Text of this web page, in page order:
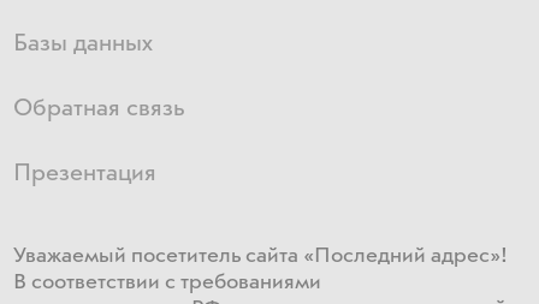
Базы данных
Обратная связь
Презентация
Уважаемый посетитель сайта «Последний адрес»!
В соответствии с требованиями